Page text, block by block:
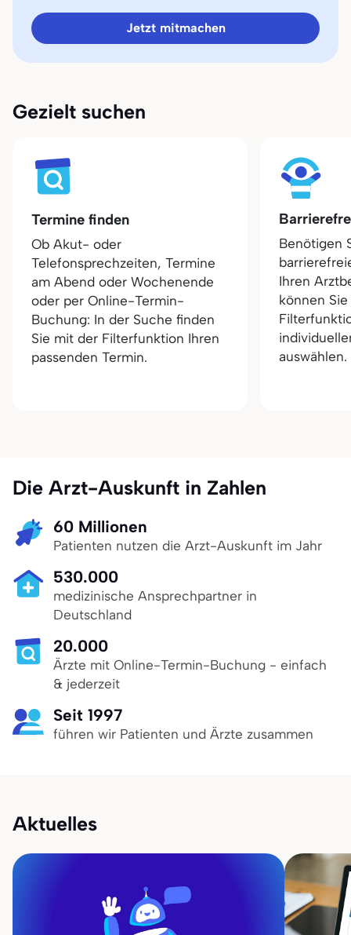
Jetzt mitmachen
Gezielt suchen
Termine finden
Ob Akut- oder
Telefonsprechzeiten, Termine
am Abend oder Wochenende
oder per Online-Termin-
Buchung: In der Suche finden
Sie mit der Filterfunktion Ihren
passenden Termin.
Benötigen
Ihren
können
auswählen.
Die Arzt-Auskunft in Zahlen
60 Millionen
Patienten nutzen die Arzt-Auskunft im Jahr
530.000
medizinische Ansprechpartner in
Deutschland
20.000
Ärzte mit Online-Termin-Buchung - einfach
& jederzeit
Seit 1997
führen wir Patienten und Ärzte zusammen
Aktuelles